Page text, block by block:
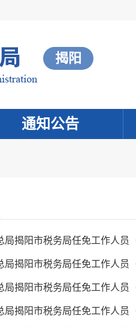
揭阳
通知公告
局揭阳市税务局任免工作人员
局揭阳市税务局任免工作人员
局揭阳市税务局任免工作人员
局揭阳市税务局任免工作人员（